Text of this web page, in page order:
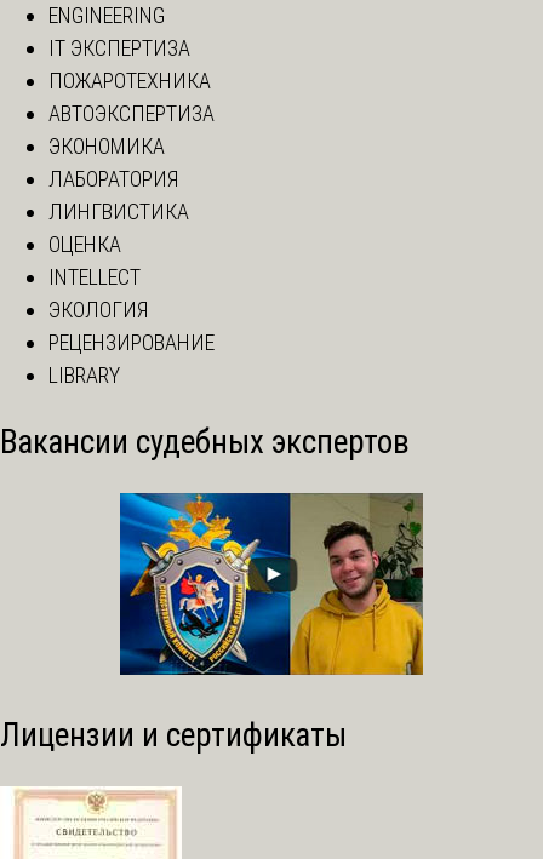
ENGINEERING
IT ЭКСПЕРТИЗА
ПОЖАРОТЕХНИКА
АВТОЭКСПЕРТИЗА
ЭКОНОМИКА
ЛАБОРАТОРИЯ
ЛИНГВИСТИКА
ОЦЕНКА
INTELLECT
ЭКОЛОГИЯ
РЕЦЕНЗИРОВАНИЕ
LIBRARY
Вакансии судебных экспертов
Лицензии и сертификаты